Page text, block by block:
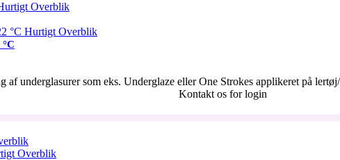
Overblik
Hurtigt Overblik
af underglasurer som eks. Underglaze eller One Strokes applikeret på
Kontakt os for login
Overblik